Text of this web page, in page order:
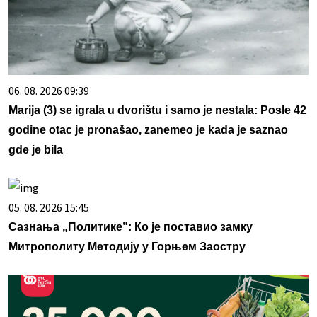
06. 08. 2026 09:39
Marija (3) se igrala u dvorištu i samo je nestala: Posle 42
godine otac je pronašao, zanemeo je kada je saznao
gde je bila
05. 08. 2026 15:45
Сазнања „Политике”: Ко је поставио замку
Митрополиту Методију у Горњем Заостру